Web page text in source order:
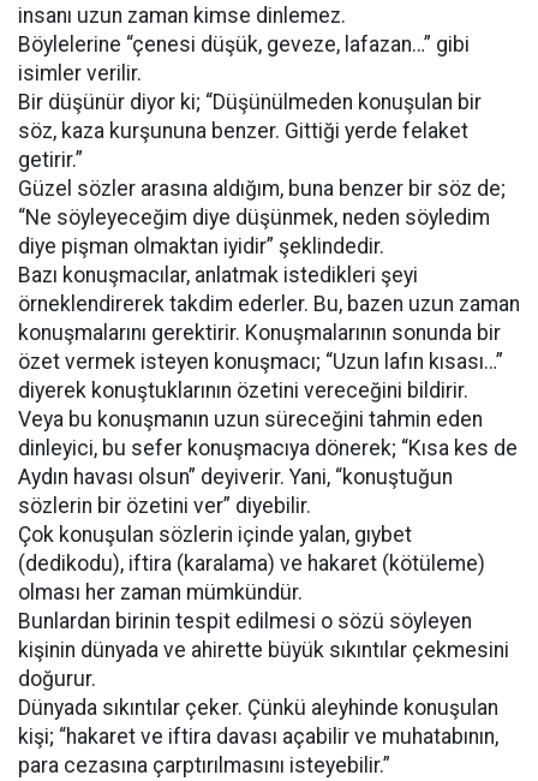
insanı uzun zaman kimse dinlemez.
Böylelerine “çenesi düşük, geveze, lafazan…” gibi
isimler verilir.
Bir düşünür diyor ki; “Düşünülmeden konuşulan bir
söz, kaza kurşununa benzer. Gittiği yerde felaket
getirir.”
Güzel sözler arasına aldığım, buna benzer bir söz de;
“Ne söyleyeceğim diye düşünmek, neden söyledim
diye pişman olmaktan iyidir” şeklindedir.
Bazı konuşmacılar, anlatmak istedikleri şeyi
örneklendirerek takdim ederler. Bu, bazen uzun zaman
konuşmalarını gerektirir. Konuşmalarının sonunda bir
özet vermek isteyen konuşmacı; “Uzun lafın kısası…”
diyerek konuştuklarının özetini vereceğini bildirir.
Veya bu konuşmanın uzun süreceğini tahmin eden
dinleyici, bu sefer konuşmacıya dönerek; “Kısa kes de
Aydın havası olsun” deyiverir. Yani, “konuştuğun
sözlerin bir özetini ver” diyebilir.
Çok konuşulan sözlerin içinde yalan, gıybet
(dedikodu), iftira (karalama) ve hakaret (kötüleme)
olması her zaman mümkündür.
Bunlardan birinin tespit edilmesi o sözü söyleyen
kişinin dünyada ve ahirette büyük sıkıntılar çekmesini
doğurur.
Dünyada sıkıntılar çeker. Çünkü aleyhinde konuşulan
kişi; “hakaret ve iftira davası açabilir ve muhatabının,
para cezasına çarptırılmasını isteyebilir.”